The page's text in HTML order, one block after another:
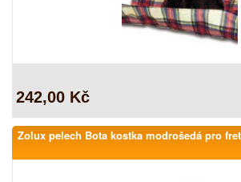
242,00 Kč
Zolux pelech Bota kostka modrošedá pro